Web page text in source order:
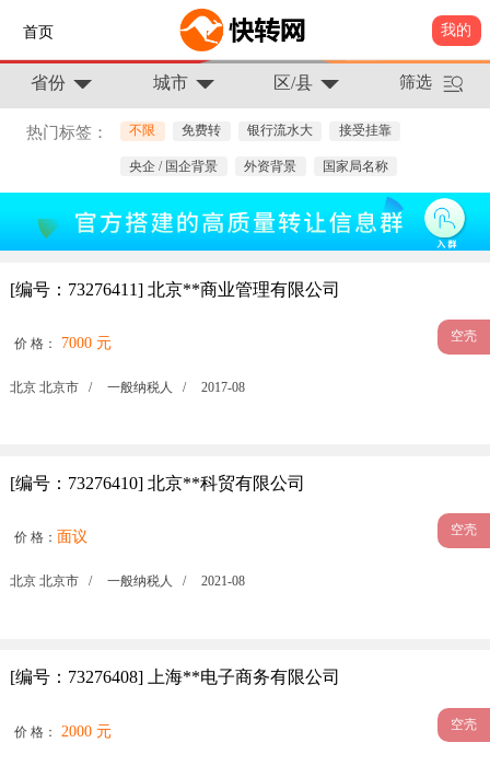
首页 我的
省份 城市 区/县 筛选
热门标签： 不限 免费转 银行流水大 接受挂靠
央企 / 国企背景 外资背景 国家局名称
[编号：73276411] 北京**商业管理有限公司
价 格： 7000 元 空壳
北京 北京市 / 一般纳税人 / 2017-08
[编号：73276410] 北京**科贸有限公司
价 格： 面议 空壳
北京 北京市 / 一般纳税人 / 2021-08
[编号：73276408] 上海**电子商务有限公司
价 格： 2000 元 空壳